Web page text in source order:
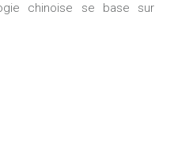
chinoise se base sur